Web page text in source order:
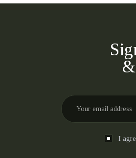
I